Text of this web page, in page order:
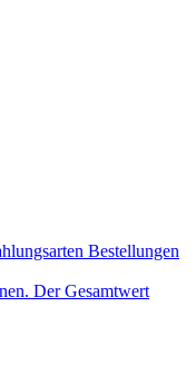
Bestellungen
Der Gesamtwert